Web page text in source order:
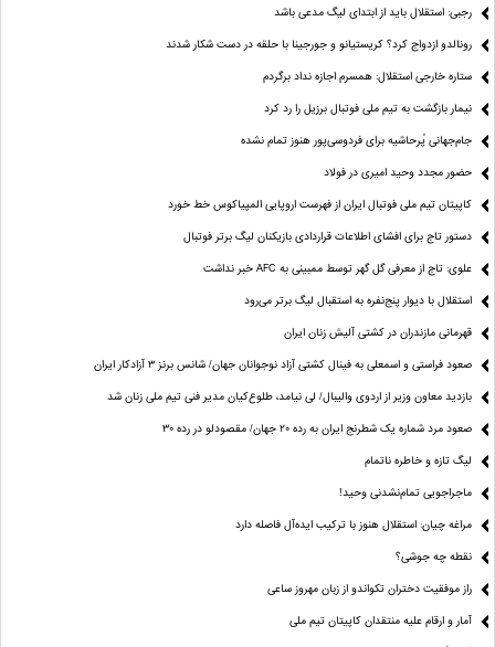
رجبی: استقلال باید از ابتدای لیگ مدعی باشد
رونالدو ازدواج کرد؟ کریستیانو و جورجینا با حلقه در دست شکار شدند
ستاره خارجی استقلال: همسرم اجازه نداد برگردم
نیمار بازگشت به تیم ملی فوتبال برزیل را رد کرد
جام‌جهانی پُرحاشیه برای فردوسی‌پور هنوز تمام نشده
حضور مجدد وحید امیری در فولاد
کاپیتان تیم ملی فوتبال ایران از فهرست اروپایی المپیاکوس خط خورد
دستور تاج برای افشای اطلاعات قراردادی بازیکنان لیگ برتر فوتبال
علوی: تاج از معرفی گل گهر توسط ممبینی به AFC خبر نداشت
استقلال با دیوار پنج‌نفره به استقبال لیگ برتر می‌رود
قهرمانی مازندران در کشتی آلیش زنان ایران
صعود فراستی و اسمعلی به فینال کشتی آزاد نوجوانان جهان/ شانس برنز ۳ آزادکار ایران
بازدید معاون وزیر از اردوی والیبال/ لی نیامد، طلوع‌کیان مدیر فنی تیم ملی زنان شد
صعود مرد شماره یک شطرنج ایران به رده ۲۰ جهان/ مقصودلو در رده ۳۰
لیگ تازه و خاطره ناتمام
ماجراجویی تمام‌نشدنی وحید!
مراغه چیان: استقلال هنوز با ترکیب ایده‌آل فاصله دارد
نقطه چه جوشی؟
راز موفقیت دختران تکواندو از زبان مهروز ساعی
آمار و ارقام علیه منتقدان کاپیتان تیم ملی